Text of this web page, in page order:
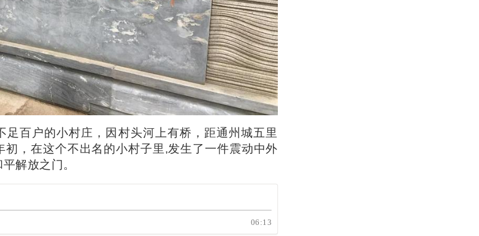
足百户的小村庄，因村头河上有桥，距通州城五里
，在这个不出名的小村子里,发生了一件震动中外
解放之门。
06:13